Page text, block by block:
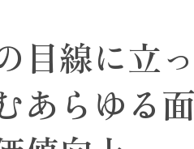
目線に立
あらゆる